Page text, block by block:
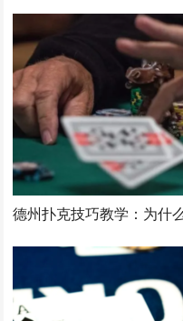
德州扑克技巧教学：为什